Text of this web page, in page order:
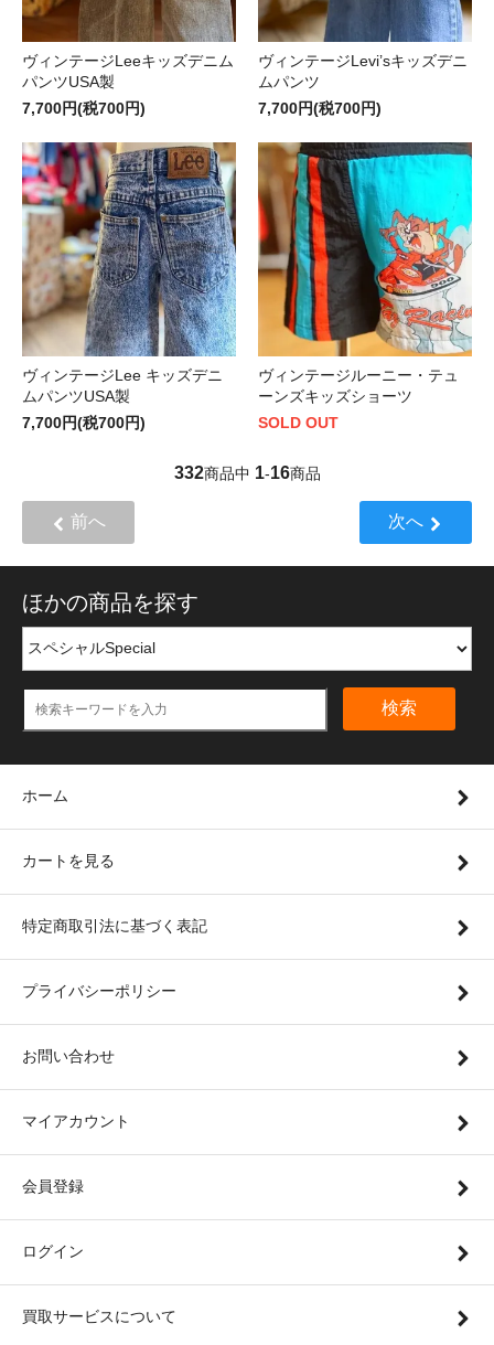
ヴィンテージLeeキッズデニム
パンツUSA製
7,700円(税700円)
ヴィンテージLevi’sキッズデニ
ムパンツ
7,700円(税700円)
ヴィンテージLee キッズデニ
ムパンツUSA製
7,700円(税700円)
ヴィンテージルーニー・テュ
ーンズキッズショーツ
SOLD OUT
332商品中 1-16商品
前へ 次へ
ほかの商品を探す
検索
ホーム
カートを見る
特定商取引法に基づく表記
プライバシーポリシー
お問い合わせ
マイアカウント
会員登録
ログイン
買取サービスについて